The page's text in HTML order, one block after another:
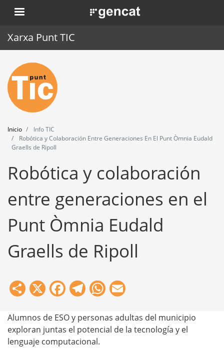
Pasar
al
. Obre en una nova finestra.
Xarxa Punt TIC
Inicio
Punt TIC
Actualidad
Agenda
Herramientas
Inicio
Info TIC
Robótica y Colaboración Entre Generaciones En El Punt Òmnia Eudald
Graells de Ripoll
Robótica y colaboración
entre generaciones en el
Punt Òmnia Eudald
Graells de Ripoll
Share
X Facebook
Telegram
WhatsApp
Alumnos de ESO y personas adultas del municipio
exploran juntas el potencial de la tecnología y el
lenguaje computacional.